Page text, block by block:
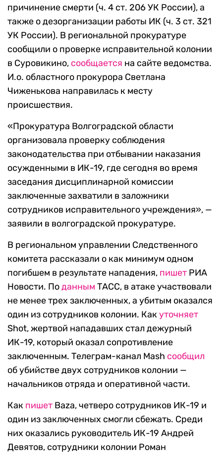
причинение смерти (ч. 4 ст. 206 УК России), а
также о дезорганизации работы ИК (ч. 3 ст. 321
УК России). В региональной прокуратуре
сообщили о проверке исправительной колонии
в Суровикино, сообщается на сайте ведомства.
И.о. областного прокурора Светлана
Чиженькова направилась к месту
происшествия.
«Прокуратура Волгоградской области
организовала проверку соблюдения
законодательства при отбывании наказания
осужденными в ИК-19, где сегодня во время
заседания дисциплинарной комиссии
заключенные захватили в заложники
сотрудников исправительного учреждения», —
заявили в волгоградской прокуратуре.
В региональном управлении Следственного
комитета рассказали о как минимум одном
погибшем в результате нападения, пишет РИА
Новости. Поданным ТАСС, в атаке участвовали
не менее трех заключенных, а убитым оказался
один из сотрудников колонии. Какуточняет
Shot, жертвой нападавших стал дежурный
ИК-19, который оказал сопротивление
заключенным. Телеграм-канал Mash сообщил
об убийстве двух сотрудников колонии —
начальников отряда и оперативной части.
Как пишет Baza, четверо сотрудников ИК-19 и
один из заключенных смогли сбежать. Среди
них оказались руководитель ИК-19 Андрей
Девятов, сотрудники колонии Роман